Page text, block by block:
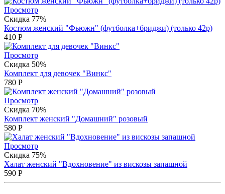
Просмотр
Скидка 77%
Костюм женский "Фьюжн" (футболка+бриджи) (только 42р)
410 Р
Просмотр
Скидка 50%
Комплект для девочек "Винкс"
780 Р
Просмотр
Скидка 70%
Комплект женский "Домашний" розовый
580 Р
Просмотр
Скидка 75%
Халат женский "Вдохновение" из вискозы запашной
590 Р